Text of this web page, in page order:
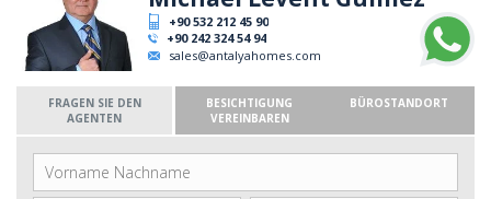
+90 532 212 45 90
+90 242 324 54 94
sales@antalyahomes.com
FRAGEN SIE DEN
AGENTEN
BESICHTIGUNG
VEREINBAREN
BÜROSTANDORT